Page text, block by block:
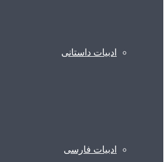
ادبیات داستانی
ادبیات فارسی